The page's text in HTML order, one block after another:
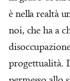
è nella realtà
noi, che ha a
progettualità.